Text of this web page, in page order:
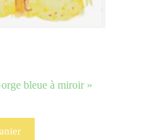
bleue à miroir »